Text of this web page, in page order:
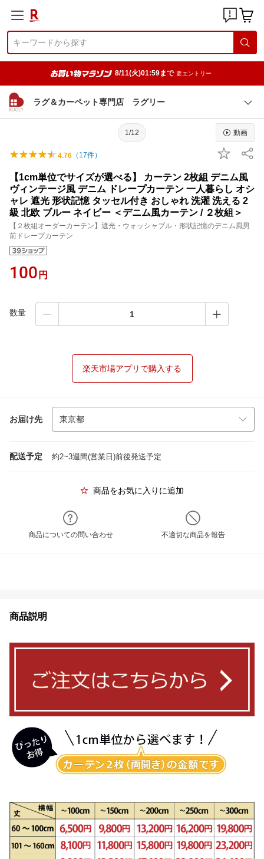
8/11(火)01:59まで 要エントリー
ラグ＆カーペット専門店 ラグリー
1/12 動画
4.76 （ 17件）
【1cm単位でサイズが選べる】 カーテン 2枚組 デニム風
ヴィンテージ風 デニム ドレープカーテン 一人暮らし オシ
ャレ 遮光 形状記憶 タッセル付き おしゃれ 洗濯 洗える 2
級 北欧 ブルー ネイビー ＜デニム風カーテン / ２枚組＞
【２枚組オーダーカーテン】遮光・ウォッシャブル・形状記憶のデニム風男
前ドレープカーテン
100 円
数量
楽天市場アプリで購入する
お届け先
配送予定 約2~3週間(営業日)前後発送予定
商品をお気に入りに追加
商品についての問い合わせ 不適切な商品を報告
商品説明